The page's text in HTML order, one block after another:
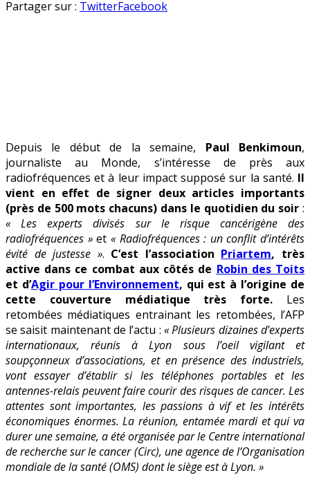
Coup
en
Partager sur : TwitterFacebook
Depuis le début de la semaine, Paul Benkimoun,
journaliste au Monde, s’intéresse de près aux
radiofréquences et à leur impact supposé sur la santé. Il
vient en effet de signer deux articles importants
(près de 500 mots chacuns) dans le quotidien du soir :
« Les experts divisés sur le risque cancérigène des
radiofréquences »et « Radiofréquences : un conflit d’intérêts
évité de justesse ». C’est l’association Priartem, très
active dans ce combat aux côtés de Robin des Toits
et d’Agir pour l’Environnement, qui est à l’origine de
cette couverture médiatique très forte. Les
retombées médiatiques entrainant les retombées, l’AFP
se saisit maintenant de l’actu : « Plusieurs dizaines d’experts
internationaux, réunis à Lyon sous l’oeil vigilant et
soupçonneux d’associations, et en présence des industriels,
vont essayer d’établir si les téléphones portables et les
antennes-relais peuvent faire courir des risques de cancer. Les
attentes sont importantes, les passions à vif et les intérêts
économiques énormes. La réunion, entamée mardi et qui va
durer une semaine, a été organisée par le Centre international
de recherche sur le cancer (Circ), une agence de l’Organisation
mondiale de la santé (OMS) dont le siège est à Lyon. »